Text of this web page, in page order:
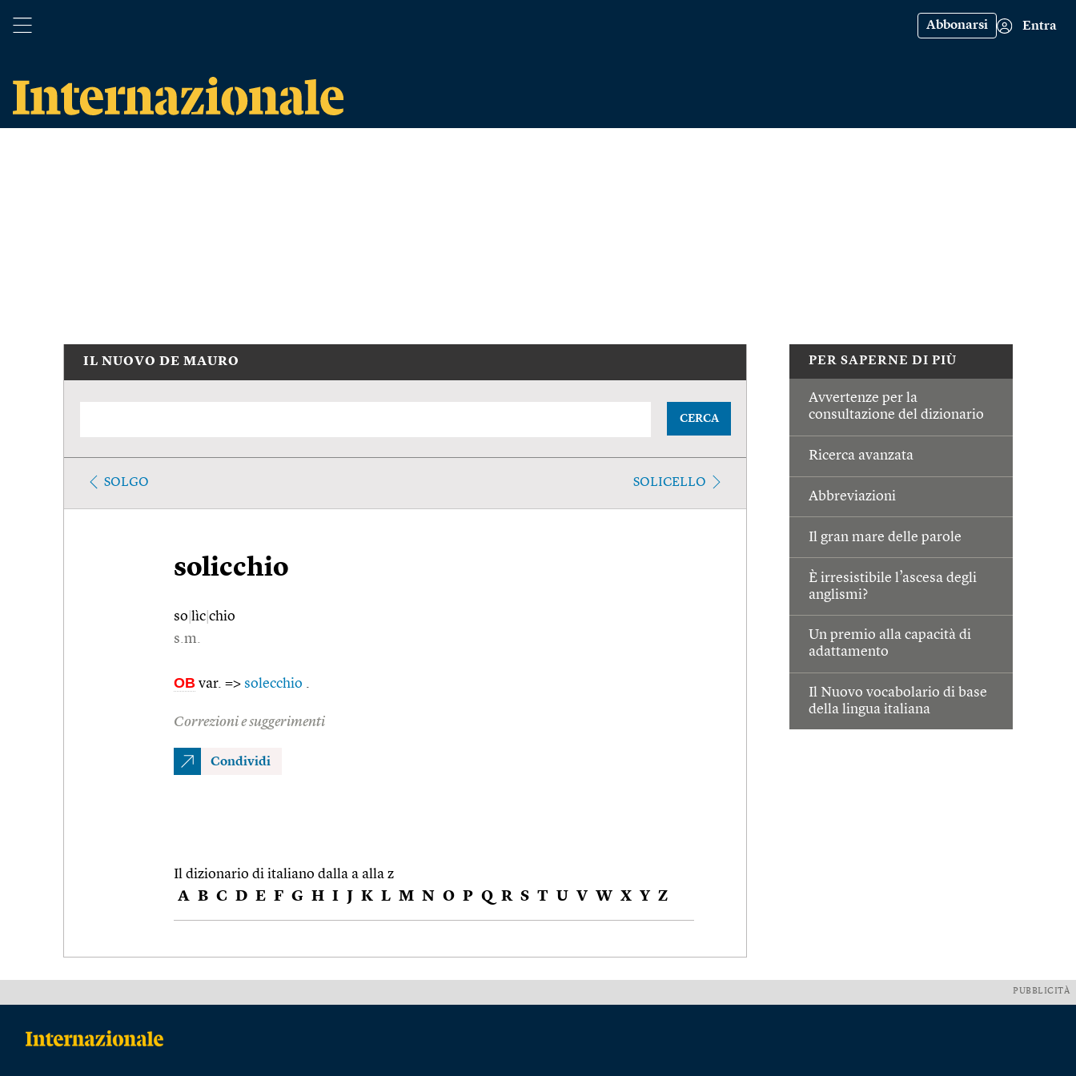
Abbonarsi Entra
PER SAPERNE DI PIÙ
Avvertenze per la
consultazione del dizionario
Ricerca avanzata
Abbreviazioni
Il gran mare delle parole
È irresistibile l’ascesa degli
anglismi?
Un premio alla capacità di
adattamento
Il Nuovo vocabolario di base
della lingua italiana
IL NUOVO DE MAURO
CERCA
SOLGO SOLICELLO
solicchio
so lìc chio
s.m.
OB var. => solecchio .
Correzioni e suggerimenti
Condividi
Il dizionario di italiano dalla a alla z
A B C D E F G H I J K L M N O P Q R S T U V W X Y Z
PUBBLICITÀ